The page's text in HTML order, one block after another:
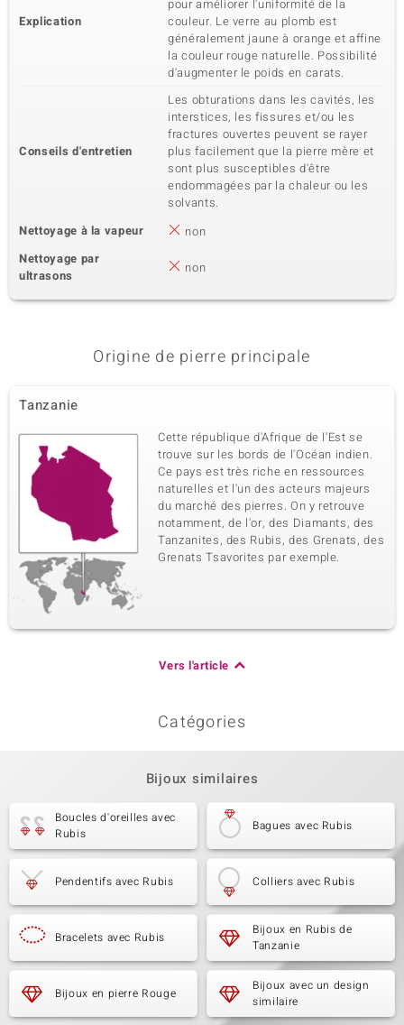
Explication
pour améliorer l'uniformité de la
couleur. Le verre au plomb est
généralement jaune à orange et affine
la couleur rouge naturelle. Possibilité
d'augmenter le poids en carats.
Conseils d'entretien
Les obturations dans les cavités, les
interstices, les fissures et/ou les
fractures ouvertes peuvent se rayer
plus facilement que la pierre mère et
sont plus susceptibles d'être
endommagées par la chaleur ou les
solvants.
Nettoyage à la vapeur
non
Nettoyage par
ultrasons
non
Origine de pierre principale
Tanzanie
Cette république d'Afrique de l'Est se
trouve sur les bords de l'Océan indien.
Ce pays est très riche en ressources
naturelles et l'un des acteurs majeurs
du marché des pierres. On y retrouve
notamment, de l'or, des Diamants, des
Tanzanites, des Rubis, des Grenats, des
Grenats Tsavorites par exemple.
Vers l'article
Catégories
Bijoux similaires
Boucles d'oreilles avec
Rubis
Bagues avec Rubis
Pendentifs avec Rubis Colliers avec Rubis
Bracelets avec Rubis
Bijoux en Rubis de
Tanzanie
Bijoux en pierre Rouge
Bijoux avec un design
similaire